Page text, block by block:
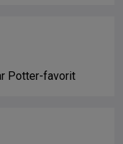
Potter-favorit